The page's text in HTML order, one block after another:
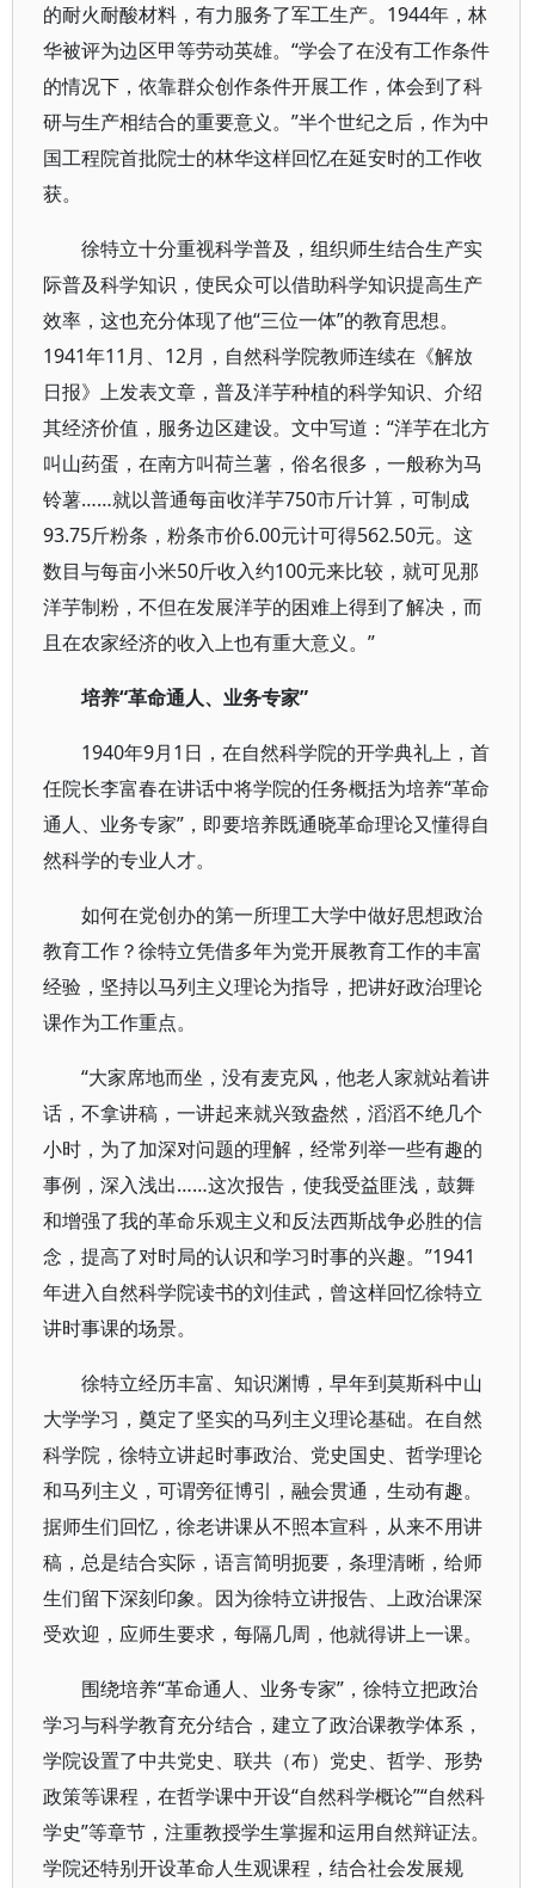
的耐火耐酸材料，有力服务了军工生产。1944年，林
华被评为边区甲等劳动英雄。“学会了在没有工作条件
的情况下，依靠群众创作条件开展工作，体会到了科
研与生产相结合的重要意义。”半个世纪之后，作为中
国工程院首批院士的林华这样回忆在延安时的工作收
获。
徐特立十分重视科学普及，组织师生结合生产实
际普及科学知识，使民众可以借助科学知识提高生产
效率，这也充分体现了他“三位一体”的教育思想。
1941年11月、12月，自然科学院教师连续在《解放
日报》上发表文章，普及洋芋种植的科学知识、介绍
其经济价值，服务边区建设。文中写道：“洋芋在北方
叫山药蛋，在南方叫荷兰薯，俗名很多，一般称为马
铃薯……就以普通每亩收洋芋750市斤计算，可制成
93.75斤粉条，粉条市价6.00元计可得562.50元。这
数目与每亩小米50斤收入约100元来比较，就可见那
洋芋制粉，不但在发展洋芋的困难上得到了解决，而
且在农家经济的收入上也有重大意义。”
培养“革命通人、业务专家”
1940年9月1日，在自然科学院的开学典礼上，首
任院长李富春在讲话中将学院的任务概括为培养“革命
通人、业务专家”，即要培养既通晓革命理论又懂得自
然科学的专业人才。
如何在党创办的第一所理工大学中做好思想政治
教育工作？徐特立凭借多年为党开展教育工作的丰富
经验，坚持以马列主义理论为指导，把讲好政治理论
课作为工作重点。
“大家席地而坐，没有麦克风，他老人家就站着讲
话，不拿讲稿，一讲起来就兴致盎然，滔滔不绝几个
小时，为了加深对问题的理解，经常列举一些有趣的
事例，深入浅出……这次报告，使我受益匪浅，鼓舞
和增强了我的革命乐观主义和反法西斯战争必胜的信
念，提高了对时局的认识和学习时事的兴趣。”1941
年进入自然科学院读书的刘佳武，曾这样回忆徐特立
讲时事课的场景。
徐特立经历丰富、知识渊博，早年到莫斯科中山
大学学习，奠定了坚实的马列主义理论基础。在自然
科学院，徐特立讲起时事政治、党史国史、哲学理论
和马列主义，可谓旁征博引，融会贯通，生动有趣。
据师生们回忆，徐老讲课从不照本宣科，从来不用讲
稿，总是结合实际，语言简明扼要，条理清晰，给师
生们留下深刻印象。因为徐特立讲报告、上政治课深
受欢迎，应师生要求，每隔几周，他就得讲上一课。
围绕培养“革命通人、业务专家”，徐特立把政治
学习与科学教育充分结合，建立了政治课教学体系，
学院设置了中共党史、联共（布）党史、哲学、形势
政策等课程，在哲学课中开设“自然科学概论”“自然科
学史”等章节，注重教授学生掌握和运用自然辩证法。
学院还特别开设革命人生观课程，结合社会发展规